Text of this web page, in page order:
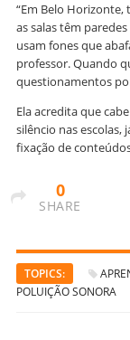
“Em Belo
as salas têm
usam fones que
professor. Quando
questionamentos
Ela acredita que
silêncio nas
fixação de
0
SHARE
TOPICS:
POLUIÇÃO SONORA